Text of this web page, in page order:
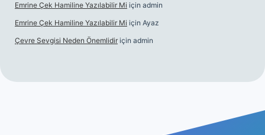
Emrine Çek Hamiline Yazılabilir Mi için admin
Emrine Çek Hamiline Yazılabilir Mi için Ayaz
Çevre Sevgisi Neden Önemlidir için admin